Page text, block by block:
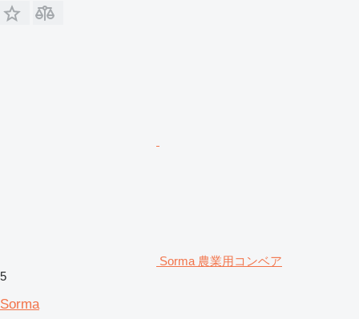
Sorma 農業用コンベア
5
Sorma